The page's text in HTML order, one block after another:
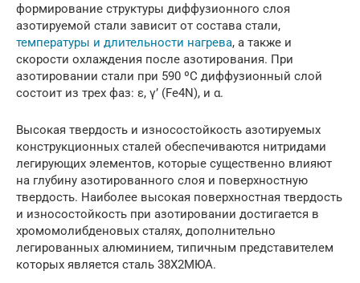
формирование структуры диффузионного слоя
азотируемой стали зависит от состава стали,
температуры и длительности нагрева, а также и
скорости охлаждения после азотирования. При
азотировании стали при 590 ºС диффузионный слой
состоит из трех фаз: ε, γ’ (Fe4N), и α.
Высокая твердость и износостойкость азотируемых
конструкционных сталей обеспечиваются нитридами
легирующих элементов, которые существенно влияют
на глубину азотированного слоя и поверхностную
твердость. Наиболее высокая поверхностная твердость
и износостойкость при азотировании достигается в
хромомолибденовых сталях, дополнительно
легированных алюминием, типичным представителем
которых является сталь 38Х2МЮА.